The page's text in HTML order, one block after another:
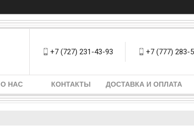
+7 (727) 231-43-93 +7 (777) 283-
О НАС КОНТАКТЫ ДОСТАВКА И ОПЛАТА